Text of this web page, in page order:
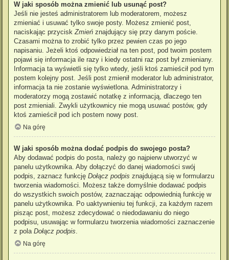
W jaki sposób można zmienić lub usunąć post?
Jeśli nie jesteś administratorem lub moderatorem, możesz
zmieniać i usuwać tylko swoje posty. Możesz zmienić post,
naciskając przyciskZmień znajdujący się przy danym poście.
Czasami można to zrobić tylko przez pewien czas po jego
napisaniu. Jeżeli ktoś odpowiedział na ten post, pod twoim postem
pojawi się informacja ile razy i kiedy ostatni raz post był zmieniany.
Informacja ta wyświetli się tylko wtedy, jeśli ktoś zamieścił pod tym
postem kolejny post. Jeśli post zmienił moderator lub administrator,
informacja ta nie zostanie wyświetlona. Administratorzy i
moderatorzy mogą zostawić notatkę z informacją, dlaczego ten
post zmieniali. Zwykli użytkownicy nie mogą usuwać postów, gdy
ktoś zamieścił pod ich postem nowy post.
Na górę
W jaki sposób można dodać podpis do swojego posta?
Aby dodawać podpis do posta, należy go najpierw utworzyć w
panelu użytkownika. Aby dołączyć do danej wiadomości swój
podpis, zaznacz funkcję Dołącz podpis znajdującą się w formularzu
tworzenia wiadomości. Możesz także domyślnie dodawać podpis
do wszystkich swoich postów, zaznaczając odpowiednią funkcję w
panelu użytkownika. Po uaktywnieniu tej funkcji, za każdym razem
pisząc post, możesz zdecydować o niedodawaniu do niego
podpisu, usuwając w formularzu tworzenia wiadomości zaznaczenie
z pola Dołącz podpis.
Na górę